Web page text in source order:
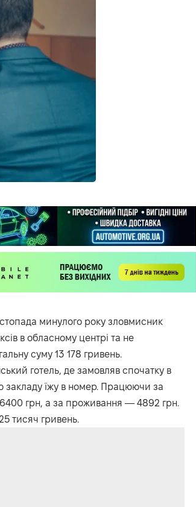
минулого року зловмисник
в обласному центрі та не
суму 13 178 гривень.
готель, де замовляв спочатку в
закладу їжу в номер. Працюючи за
грн, а за проживання — 4892 грн.
тисяч гривень.